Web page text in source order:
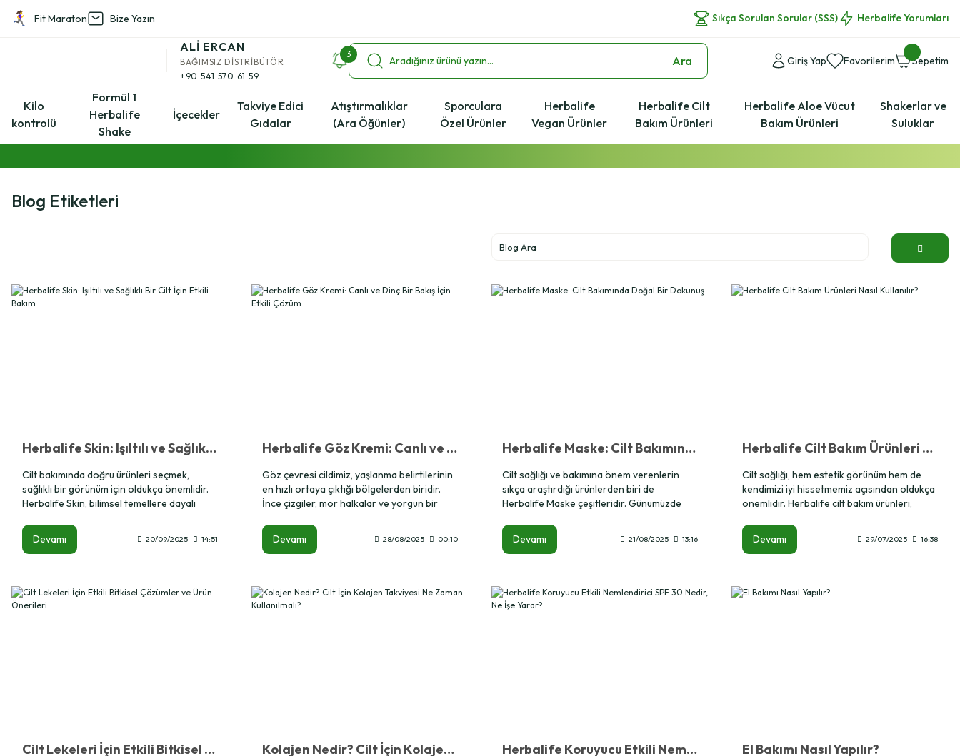
Fit Maraton Bize Yazın Sıkça Sorulan Sorular (SSS) Herbalife Yorumları
ALİ ERCAN
BAĞIMSIZ DİSTRİBÜTÖR
+90 541 570 61 59
3 Ara Giriş Yap Favorilerim Sepetim
Kilo
kontrolü
Formül 1
Herbalife
Shake
İçecekler
Takviye Edici
Gıdalar
Atıştırmalıklar
(Ara Öğünler)
Sporculara
Özel Ürünler
Herbalife
Vegan Ürünler
Herbalife Cilt
Bakım Ürünleri
Herbalife Aloe Vücut
Bakım Ürünleri
Shakerlar ve
Suluklar
2000 ₺ ve Üzeri Alışverişlerde Kargo Bedava!
Aşağı Kilo Kontrol Setleri
Blog Etiketleri
Herbalife Skin: Işıltılı ve Sağlıklı Bir Cilt İçin Etkili Bakım
Cilt bakımında doğru ürünleri seçmek,
sağlıklı bir görünüm için oldukça önemlidir.
Herbalife Skin, bilimsel temellere dayalı
korumaya, yaşlanma belirtilerini azaltmaya
ve daha parlak bir görünüm sağlamaya
desteklenir.
Devamı 20/09/2025 14:51
Herbalife Göz Kremi: Canlı ve Dinç Bir Bakış İçin Etkili Çözüm
Göz çevresi cildimiz, yaşlanma belirtilerinin
en hızlı ortaya çıktığı bölgelerden biridir.
İnce çizgiler, mor halkalar ve yorgun bir
özgüven açısından rahatsızlık verebilir. İşte
bu noktada Herbalife göz kremi, göz
Devamı 28/08/2025 00:10
Herbalife Maske: Cilt Bakımında Doğal Bir Dokunuş
Cilt sağlığı ve bakımına önem verenlerin
sıkça araştırdığı ürünlerden biri de
Herbalife Maske çeşitleridir. Günümüzde
ve yanlış beslenme cildin canlılığını
kaybetmesine neden olabilir. İşte tam da bu
görünüme kavuşturmak için etkili bir çözüm
sunar.
Devamı 21/08/2025 13:16
Herbalife Cilt Bakım Ürünleri Nasıl Kullanılır?
Cilt sağlığı, hem estetik görünüm hem de
kendimizi iyi hissetmemiz açısından oldukça
önemlidir. Herbalife cilt bakım ürünleri,
geçmiş formülleri sayesinde cildinize canlılık
kazandırmayı amaçlar. Ancak en iyi
Bu yazıda, Herbalife cilt bakım ürünleri nasıl
Devamı 29/07/2025 16:38
Cilt Lekeleri İçin Etkili Bitkisel Çözümler ve Ürün Önerileri Kolajen Nedir? Cilt İçin Kolajen Takviyesi Ne Zaman Kullanılmalı? Herbalife Koruyucu Etkili Nemlendirici SPF 30 Nedir, Ne İşe Yarar? El Bakımı Nasıl Yapılır?